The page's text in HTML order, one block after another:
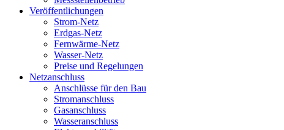
Veröffentlichungen
Strom-Netz
Erdgas-Netz
Fernwärme-Netz
Wasser-Netz
Preise und Regelungen
Netzanschluss
Anschlüsse für den Bau
Stromanschluss
Gasanschluss
Wasseranschluss